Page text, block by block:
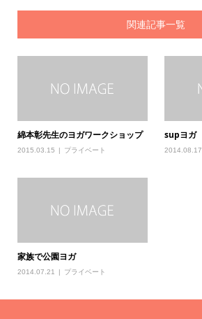
関連記事一覧
綿本彰先生のヨガワークショップ
2015.03.15 プライベート
supヨガ
2014.08.17
家族で公園ヨガ
2014.07.21 プライベート